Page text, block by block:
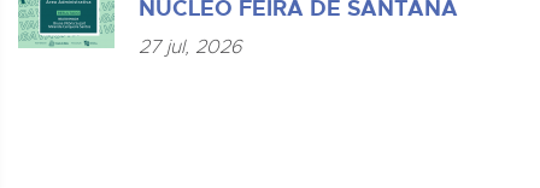
NÚCLEO FEIRA DE SANTANA
27 jul, 2026